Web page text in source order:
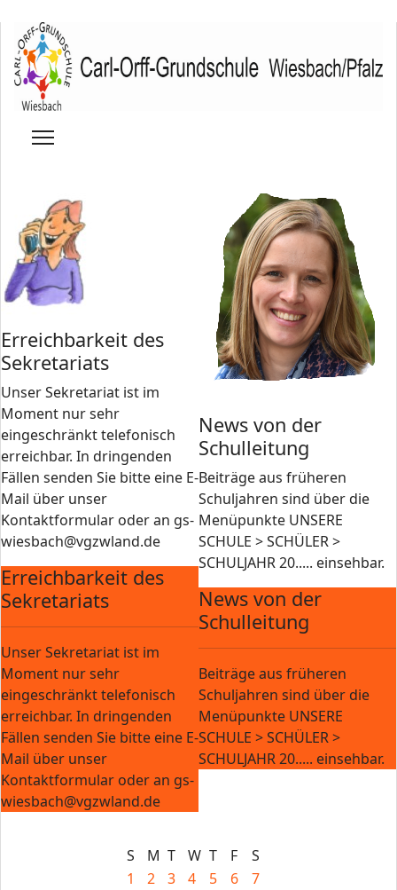
Erreichbarkeit des
Sekretariats
Unser Sekretariat ist im
Moment nur sehr
eingeschränkt telefonisch
erreichbar. In dringenden
Fällen senden Sie bitte eine E-
Mail über unser
Kontaktformular oder an gs-
wiesbach@vgzwland.de
Erreichbarkeit des
Sekretariats
Unser Sekretariat ist im
Moment nur sehr
eingeschränkt telefonisch
erreichbar. In dringenden
Fällen senden Sie bitte eine E-
Mail über unser
Kontaktformular oder an gs-
wiesbach@vgzwland.de
News von der
Schulleitung
Beiträge aus früheren
Schuljahren sind über die
Menüpunkte UNSERE
SCHULE > SCHÜLER >
SCHULJAHR 20..... einsehbar.
News von der
Schulleitung
Beiträge aus früheren
Schuljahren sind über die
Menüpunkte UNSERE
SCHULE > SCHÜLER >
SCHULJAHR 20..... einsehbar.
S M T W T F
S
1
2 3 4 5 6
7